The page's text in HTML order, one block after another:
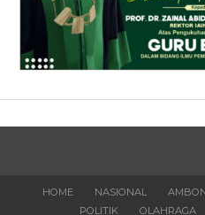
HOME NASIONAL
POLITIK
OLAHRAGA